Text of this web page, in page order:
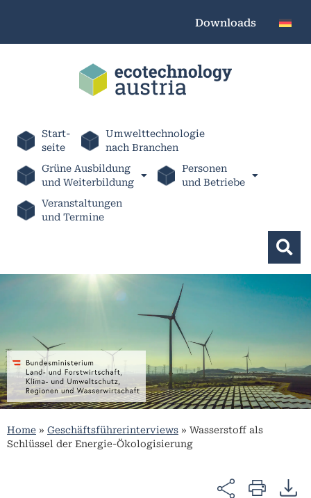
Downloads
Start-
seite
Umwelttechnologie
nach Branchen
Grüne Ausbildung
und Weiterbildung
Personen
und Betriebe
Veranstaltungen
und Termine
Home » Geschäftsführerinterviews » Wasserstoff als
Schlüssel der Energie-Ökologisierung